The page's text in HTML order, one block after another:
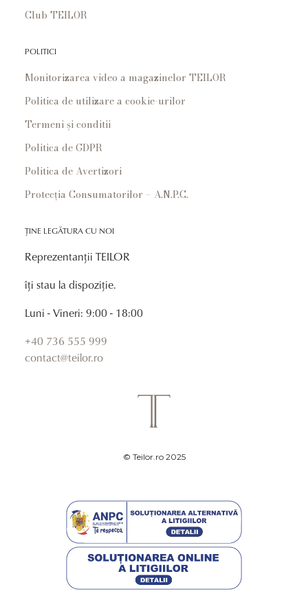
Club TEILOR
POLITICI
Monitorizarea video a magazinelor TEILOR
Politica de utilizare a cookie-urilor
Termeni și conditii
Politica de GDPR
Politica de Avertizori
Protecția Consumatorilor – A.N.P.C.
ȚINE LEGĂTURA CU NOI
Reprezentanții TEILOR
îți stau la dispoziție.
Luni - Vineri: 9:00 - 18:00
+40 736 555 999
contact@teilor.ro
© Teilor.ro 2025